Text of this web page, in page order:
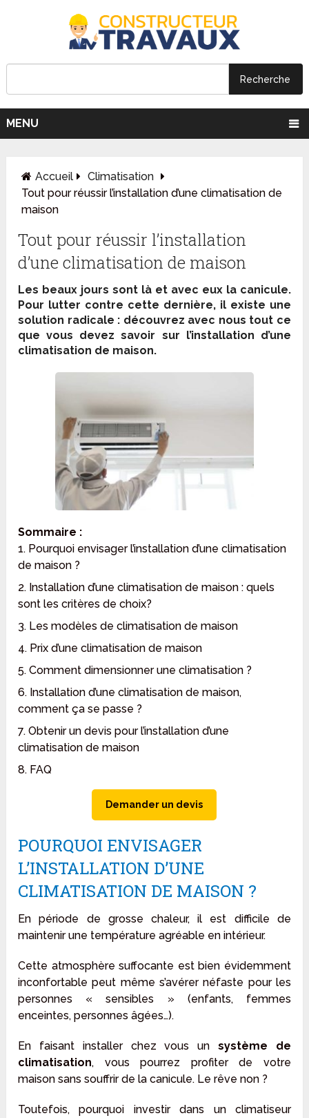
MENU
Accueil
Climatisation
Tout pour réussir l’installation d’une climatisation de
maison
Tout pour réussir l’installation
d’une climatisation de maison
Les beaux jours sont là et avec eux la canicule.
Pour lutter contre cette dernière, il existe une
solution radicale : découvrez avec nous tout ce
que vous devez savoir sur l’installation d’une
climatisation de maison.
Sommaire :
1. Pourquoi envisager l’installation d’une climatisation
de maison ?
2. Installation d’une climatisation de maison : quels
sont les critères de choix?
3. Les modèles de climatisation de maison
4. Prix d’une climatisation de maison
5. Comment dimensionner une climatisation ?
6. Installation d’une climatisation de maison,
comment ça se passe ?
7. Obtenir un devis pour l’installation d’une
climatisation de maison
8. FAQ
Demander un devis
POURQUOI ENVISAGER
L’INSTALLATION D’UNE
CLIMATISATION DE MAISON ?
En période de grosse chaleur, il est difficile de
maintenir une température agréable en intérieur.
Cette atmosphère suffocante est bien évidemment
inconfortable peut même s’avérer néfaste pour les
personnes « sensibles » (enfants, femmes
enceintes, personnes âgées…).
En faisant installer chez vous unsystème de
climatisation, vous pourrez profiter de votre
maison sans souffrir de la canicule. Le rêve non ?
Toutefois, pourquoi investir dans un climatiseur